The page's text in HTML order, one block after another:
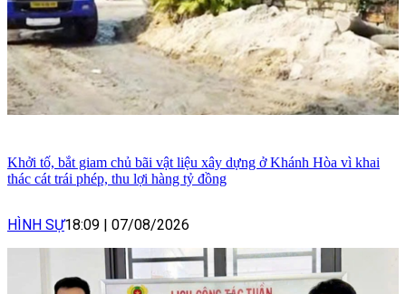
Khởi tố, bắt giam chủ bãi vật liệu xây dựng ở Khánh Hòa vì khai
thác cát trái phép, thu lợi hàng tỷ đồng
HÌNH SỰ18:09 07/08/2026